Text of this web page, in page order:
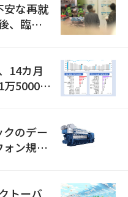
安な再就
、臨時
14カ月
5000人
のデー
ン規模
トーバ